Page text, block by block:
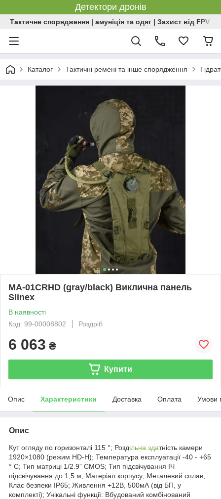
Детектори дронів
Тактичне спорядження | амуніція та одяг | Захист від FPV |
Каталог Тактичні ремені та інше спорядження
MA-01CRHD (gray/black) Виклична панель
Slinex
В наявності
Код: 99-00008802
Роздріб
6 063 ₴
Купити
Опис Характеристики Доставка Оплата Умови
Опис
Кут огляду по горизонталі 115 °; Роздільна здатність камери
1920×1080 (режим HD-H); Температура експлуатації -40 - +65
° C; Тип матриці 1/2.9” CMOS; Тип підсвічування ІЧ
підсвічування до 1,5 м; Матеріал корпусу; Металевий сплав;
Клас безпеки IP65; Живлення +12В, 500мА (від БП, у
комплекті); Унікальні функції: Вбудований комбінований